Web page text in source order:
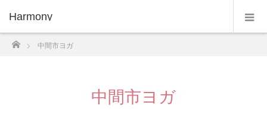
Harmony
ホーム
中間市ヨガ
中間市ヨガ